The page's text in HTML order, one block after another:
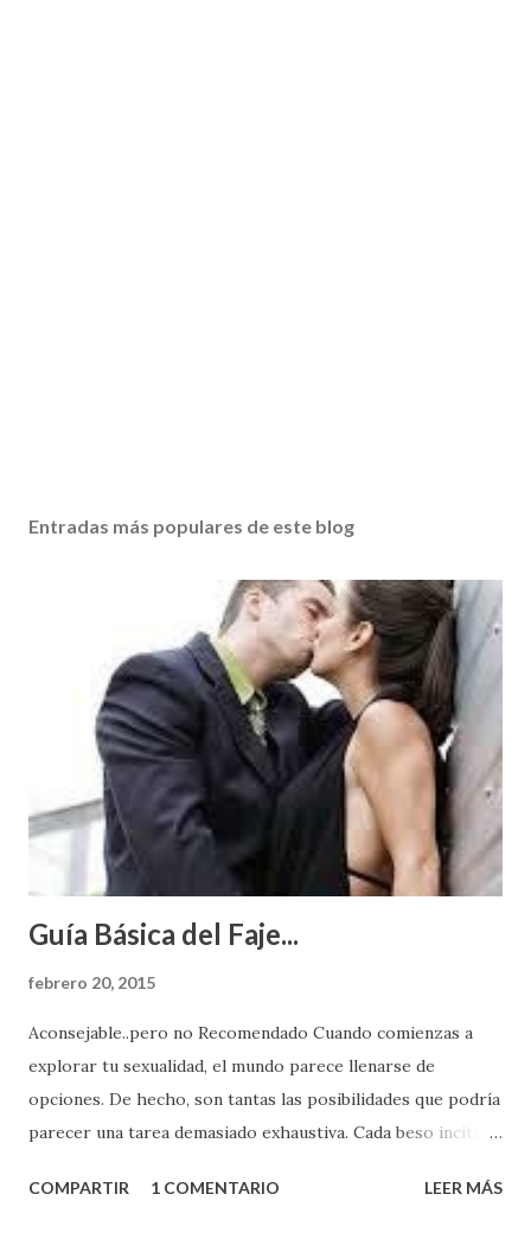
Entradas más populares de este blog
Guía Básica del Faje...
febrero 20, 2015
Aconsejable..pero no Recomendado Cuando comienzas a
explorar tu sexualidad, el mundo parece llenarse de
opciones. De hecho, son tantas las posibilidades que podría
parecer una tarea demasiado exhaustiva. Cada beso incita
partes de ti que jamás hubieras imaginado. El problema es
COMPARTIR 1 COMENTARIO LEER MÁS